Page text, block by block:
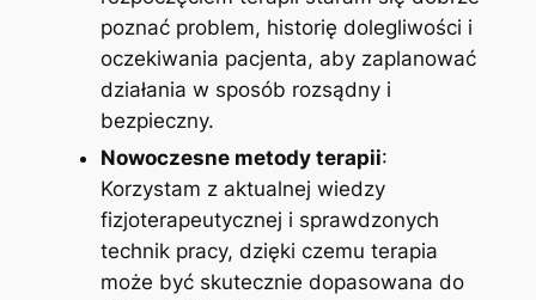
poznać problem, historię dolegliwości i
oczekiwania pacjenta, aby zaplanować
działania w sposób rozsądny i
bezpieczny.
Nowoczesne metody terapii:
Korzystam z aktualnej wiedzy
fizjoterapeutycznej i sprawdzonych
technik pracy, dzięki czemu terapia
może być skutecznie dopasowana do